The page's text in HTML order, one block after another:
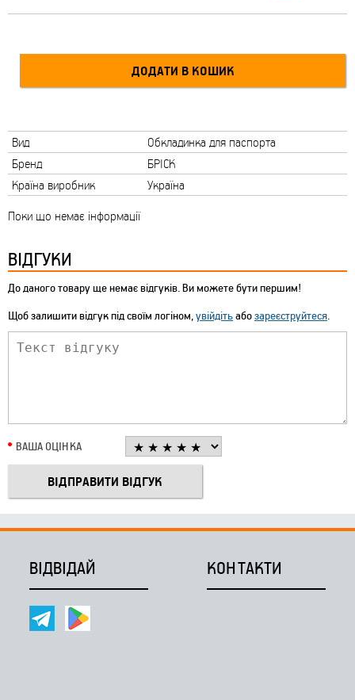
Вид
Обкладинка для паспорта
Бренд
БРІСК
Країна виробник
Україна
Поки що немає інформації
ВІДГУКИ
До даного товару ще немає відгуків. Ви можете бути першим!
Щоб залишити відгук під своїм логіном,увійдітьабозареєструйтеся.
ВАША ОЦІНКА
ВІДВІДАЙ КОНТАКТИ